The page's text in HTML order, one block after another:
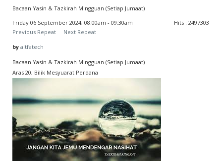
Bacaan Yasin & Tazkirah Mingguan (Setiap Jumaat)
Friday 06 September 2024, 08:00am - 09:30am
Previous Repeat
Next Repeat
Hits : 2497303
by altfatech
Bacaan Yasin & Tazkirah Mingguan (Setiap Jumaat)
Aras 20, Bilik Mesyuarat Perdana